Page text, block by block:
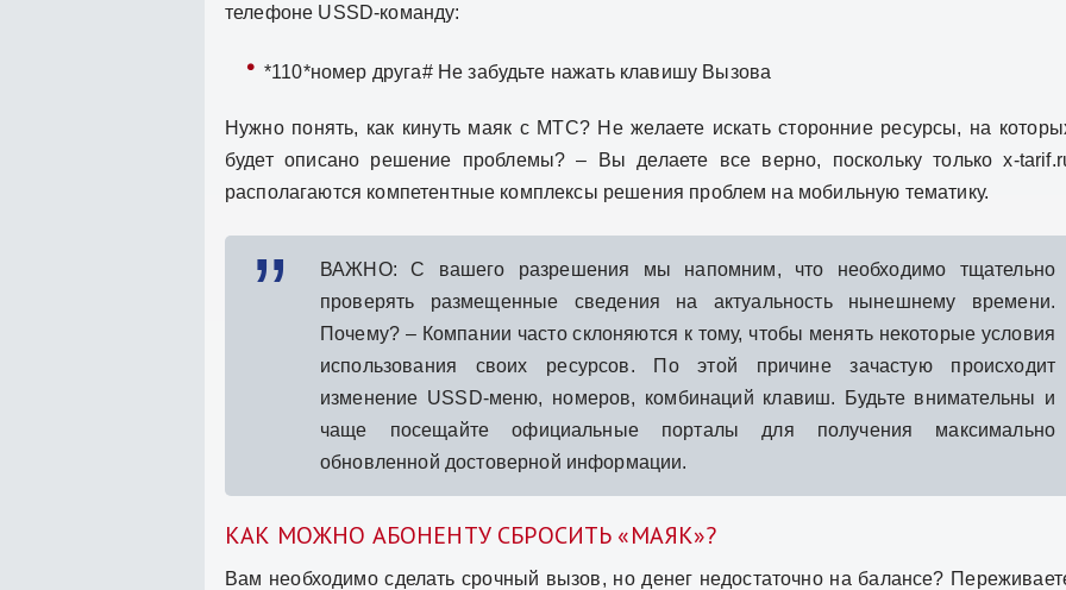
телефоне USSD-команду:
*110*номер друга# Не забудьте нажать клавишу Вызова
Нужно понять, как кинуть маяк с МТС? Не желаете искать сторонние ресурсы, на
будет описано решение проблемы? – Вы делаете все верно, поскольку только x-
располагаются компетентные комплексы решения проблем на мобильную тематику.
ВАЖНО: С вашего разрешения мы напомним, что необходимо тщательно
проверять размещенные сведения на актуальность нынешнему времени.
Почему? – Компании часто склоняются к тому, чтобы менять некоторые условия
использования своих ресурсов. По этой причине зачастую происходит
изменение USSD-меню, номеров, комбинаций клавиш. Будьте внимательны и
чаще посещайте официальные порталы для получения максимально
обновленной достоверной информации.
КАК МОЖНО АБОНЕНТУ СБРОСИТЬ «МАЯК»?
Вам необходимо сделать срочный вызов, но денег недостаточно на балансе?